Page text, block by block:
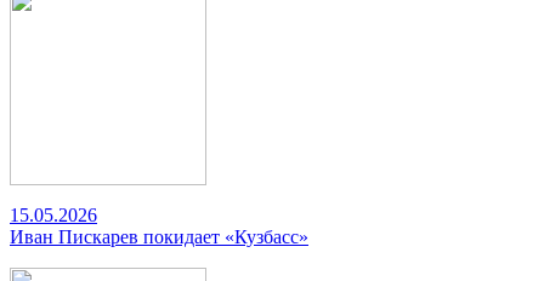
15.05.2026
Иван Пискарев покидает «Кузбасс»